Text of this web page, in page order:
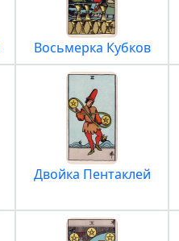
Восьмерка Кубков
Двойка Пентаклей